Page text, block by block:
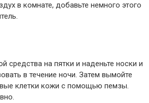
в комнате, добавьте немного этого
средства на пятки и наденьте носки и
в течение ночи. Затем вымойте
клетки кожи с помощью пемзы.